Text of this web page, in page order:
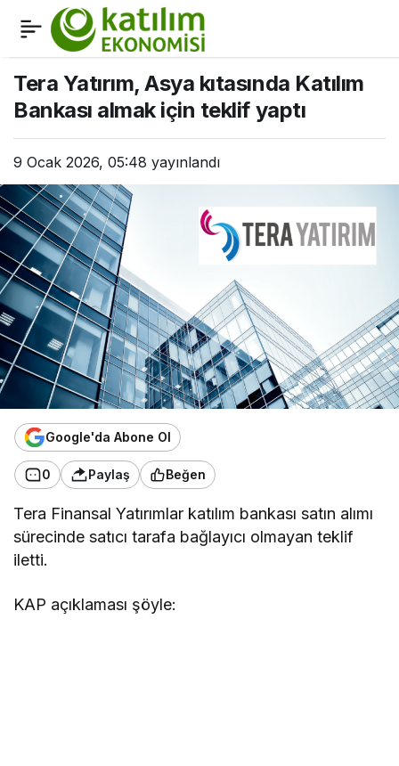
Tera Yatırım, Asya kıtasında Katılım
Bankası almak için teklif yaptı
9 Ocak 2026, 05:48 yayınlandı
Google'da Abone Ol
0 Paylaş Beğen
Tera Finansal Yatırımlar katılım bankası satın alımı
sürecinde satıcı tarafa bağlayıcı olmayan teklif
iletti.
KAP açıklaması şöyle:
Finans Dünyası 2026’da
neler bekliyor?